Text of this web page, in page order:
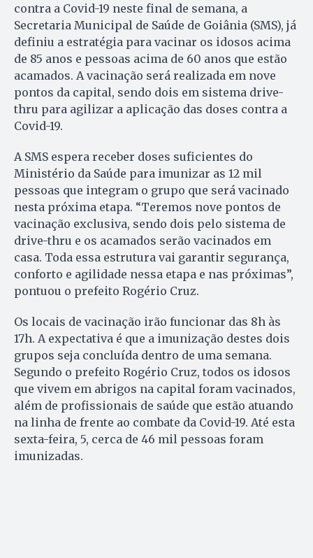
contra a Covid-19 neste final de semana, a
Secretaria Municipal de Saúde de Goiânia (SMS), já
definiu a estratégia para vacinar os idosos acima
de 85 anos e pessoas acima de 60 anos que estão
acamados. A vacinação será realizada em nove
pontos da capital, sendo dois em sistema drive-
thru para agilizar a aplicação das doses contra a
Covid-19.
A SMS espera receber doses suficientes do
Ministério da Saúde para imunizar as 12 mil
pessoas que integram o grupo que será vacinado
nesta próxima etapa. “Teremos nove pontos de
vacinação exclusiva, sendo dois pelo sistema de
drive-thru e os acamados serão vacinados em
casa. Toda essa estrutura vai garantir segurança,
conforto e agilidade nessa etapa e nas próximas”,
pontuou o prefeito Rogério Cruz.
Os locais de vacinação irão funcionar das 8h às
17h. A expectativa é que a imunização destes dois
grupos seja concluída dentro de uma semana.
Segundo o prefeito Rogério Cruz, todos os idosos
que vivem em abrigos na capital foram vacinados,
além de profissionais de saúde que estão atuando
na linha de frente ao combate da Covid-19. Até esta
sexta-feira, 5, cerca de 46 mil pessoas foram
imunizadas.